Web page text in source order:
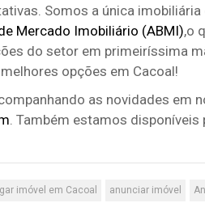
Somos a única
Mercado Imobiliário (ABMI),o
do setor em primeiríssima
opções em Cacoal!
as novidades em
. Também estamos disponíveis
imóvel em Cacoal anunciar imóvel